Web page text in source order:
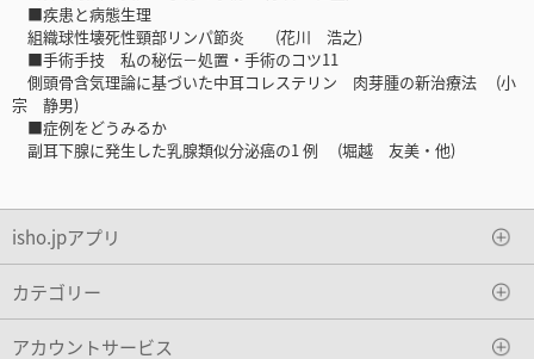
■疾患と病態生理
組織球性壊死性頸部リンパ節炎 (花川 浩之)
■手術手技 私の秘伝－処置・手術のコツ11
側頭骨含気理論に基づいた中耳コレステリン 肉芽腫の新治療法 (小
宗 静男)
■症例をどうみるか
副耳下腺に発生した乳腺類似分泌癌の1 例 (堀越 友美・他)
isho.jpアプリ
カテゴリー
アカウントサービス